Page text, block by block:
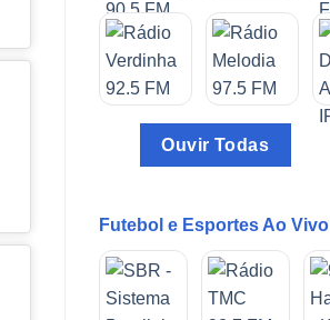
Ouvir Todas
Futebol e Esportes Ao Vivo